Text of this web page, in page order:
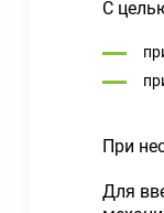
С
При
Для